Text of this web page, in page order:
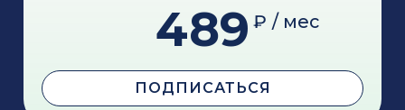
489 ₽ / мес
ПОДПИСАТЬСЯ